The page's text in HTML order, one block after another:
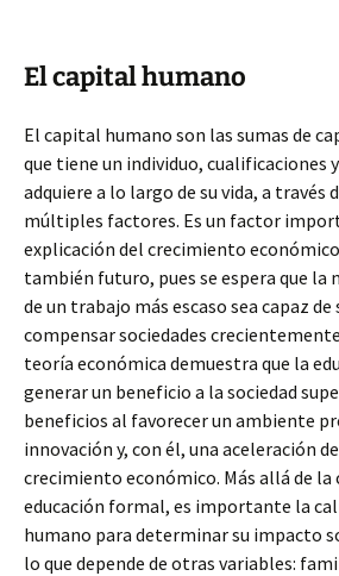
El capital humano
El capital humano son las sumas de
que tiene un individuo, cualificaciones
adquiere a lo largo de su vida, a través
múltiples factores. Es un factor
explicación del crecimiento
también futuro, pues se espera que la
de un trabajo más escaso sea capaz
compensar sociedades
teoría económica demuestra que la
generar un beneficio a la sociedad
beneficios al favorecer un ambiente
innovación y, con él, una aceleración
crecimiento económico. Más allá de la
educación formal, es importante la
humano para determinar su impacto
lo que depende de otras variables: